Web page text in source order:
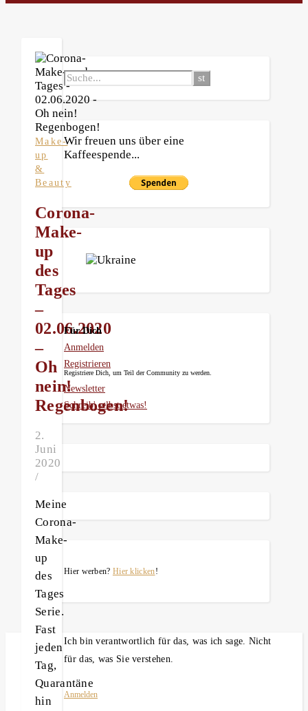
Make-
up
&
Beauty
Corona-
Make-
up
des
Tages
–
02.06.2020
–
Oh
nein!
Regenbogen!
2.
Juni
2020
/
Meine
Corona-
Make-
up
des
Tages
Serie.
Fast
jeden
Tag,
Quarantäne
hin
Wir freuen uns über eine
Kaffeespende...
Für Dich
Anmelden
Registrieren
Registriere Dich, um Teil der Community zu werden.
Newsletter
Schreib' selbst etwas!
Hier werben? Hier klicken!
Ich bin verantwortlich für das, was ich sage. Nicht
für das, was Sie verstehen.
Anmelden